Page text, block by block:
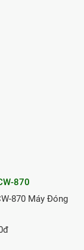
870
870 Máy Đóng